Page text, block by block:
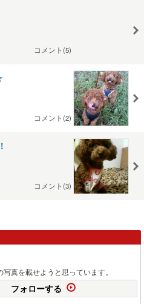
コメント(5)
コメント(2)
コメント(3)
真を載せようと思っています。
フォローする